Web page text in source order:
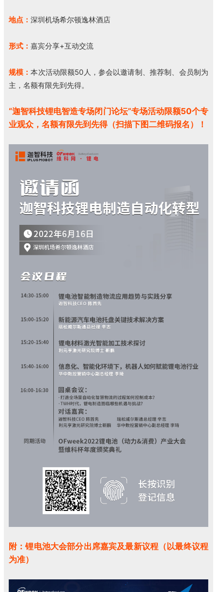
地点： 深圳机场希尔顿逸林酒店
形式： 嘉宾分享+互动交流
规模：本次活动限额50人，参会以邀请制、推荐制、会员制为
主，名额有限先到先得。
“迦智科技锂电智造专场闭门论坛”专场活动限额50个专
业观众，名额有限先到先得（扫描下图二维码报名）！
附：锂电池大会部分出席嘉宾及最新议程（以最终议程
为准）